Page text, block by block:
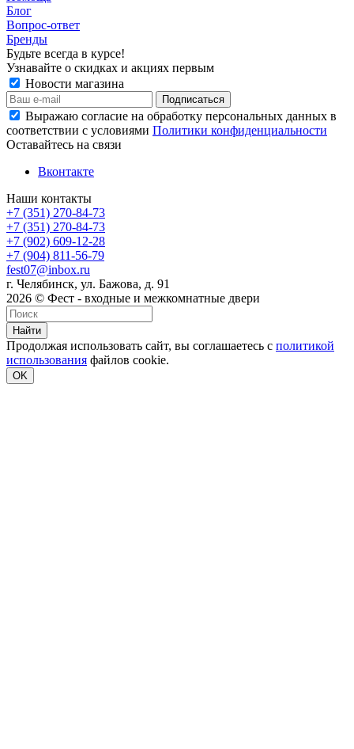
Блог
Вопрос-ответ
Бренды
Будьте всегда в курсе!
Узнавайте о скидках и акциях первым
Новости магазина
Выражаю согласие на обработку персональных данных в
соответствии с условиями Политики конфиденциальности
Оставайтесь на связи
Вконтакте
Наши контакты
+7 (351) 270-84-73
+7 (351) 270-84-73
+7 (902) 609-12-28
+7 (904) 811-56-79
fest07@inbox.ru
г. Челябинск, ул. Бажова, д. 91
2026 © Фест - входные и межкомнатные двери
Найти
Продолжая использовать сайт, вы соглашаетесь с политикой
использования файлов cookie.
OK